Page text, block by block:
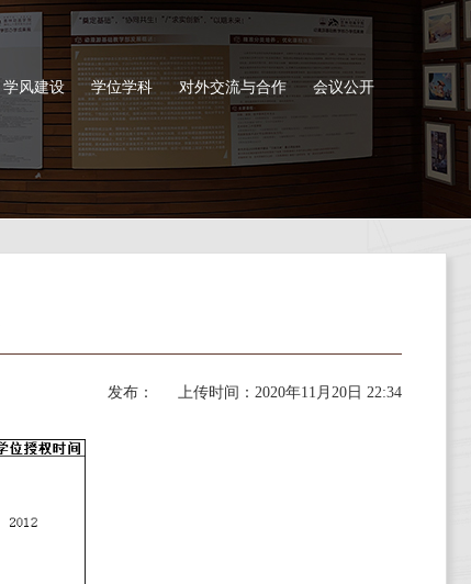
学风建设 学位学科 对外交流与合作 会议公开
上传时间： 2020年11月20日 22:34
发布：